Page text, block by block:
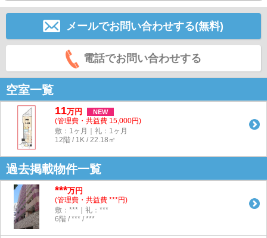
メールでお問い合わせする(無料)
電話でお問い合わせする
空室一覧
11万円 NEW
(管理費・共益費 15,000円)
敷：1ヶ月｜礼：1ヶ月
12階 / 1K / 22.18㎡
過去掲載物件一覧
***万円
(管理費・共益費 ***円)
敷：***｜礼：***
6階 / *** / ***